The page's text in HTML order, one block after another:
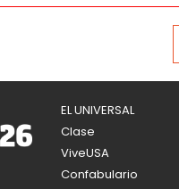
EL UNIVERSAL
Clase
ViveUSA
Confabulario